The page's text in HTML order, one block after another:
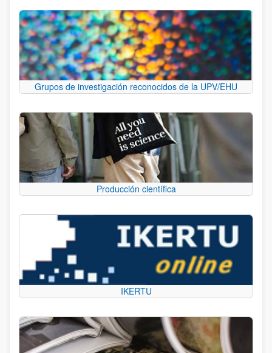
Grupos de investigación reconocidos de la UPV/EHU
Producción científica
IKERTU